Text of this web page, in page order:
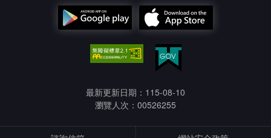
最新更新日期：115-08-10
瀏覽人次：00526255